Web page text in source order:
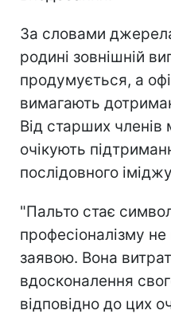
За словами
родині зовнішній
продумується, а
вимагають
Від старших
очікують
послідовного
"Пальто стає
професіоналізму
заявою. Вона
вдосконалення
відповідно до цих